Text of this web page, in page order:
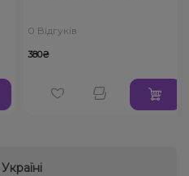
0 Відгуків
380₴